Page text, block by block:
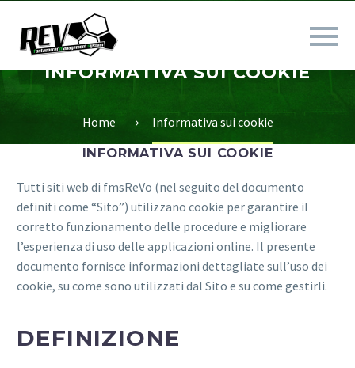
INFORMATIVA SUI COOKIE
Home
Informativa sui cookie
INFORMATIVA SUI COOKIE
Tutti siti web di fmsReVo (nel seguito del documento
definiti come “Sito”) utilizzano cookie per garantire il
corretto funzionamento delle procedure e migliorare
l’esperienza di uso delle applicazioni online. Il presente
documento fornisce informazioni dettagliate sull’uso dei
cookie, su come sono utilizzati dal Sito e su come gestirli.
DEFINIZIONE